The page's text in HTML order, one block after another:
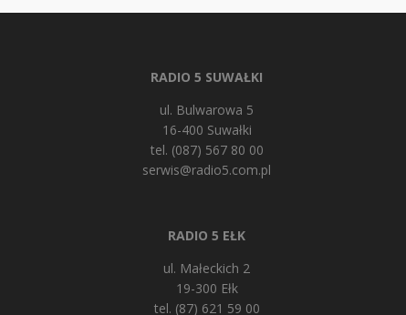
RADIO 5 SUWAŁKI
ul. Bulwarowa 5
16-400 Suwałki
tel. (087) 567 80 00
serwis@radio5.com.pl
RADIO 5 EŁK
ul. Małeckich 2
19-300 Ełk
tel. (87) 621 59 00